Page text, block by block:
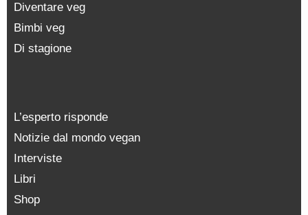
Diventare veg
Bimbi veg
Di stagione
L’esperto risponde
Notizie dal mondo vegan
Interviste
Libri
Shop